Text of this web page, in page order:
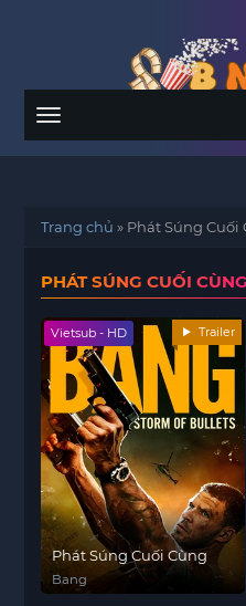
Menu
Trang chủ » Phát Súng Cuối
PHÁT SÚNG CUỐI CÙNG
Vietsub - HD Trailer
Phát Súng Cuối Cùng
Bang